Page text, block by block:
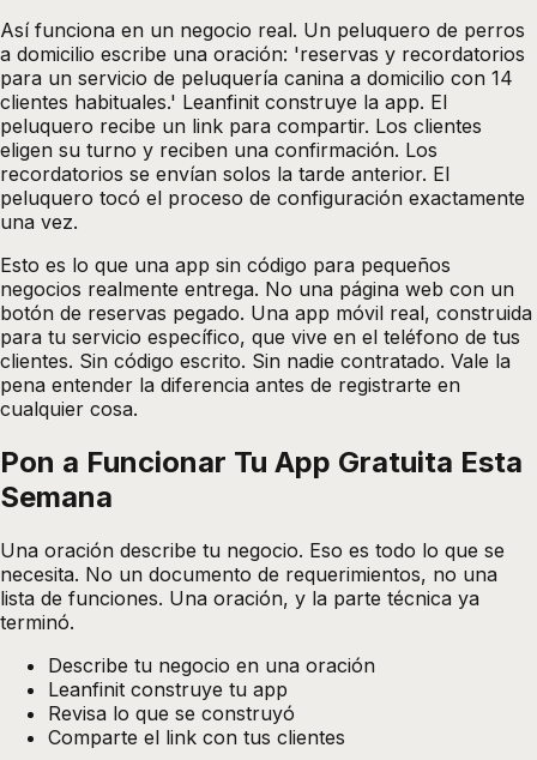
Así funciona en un negocio real. Un peluquero de perros
a domicilio escribe una oración: 'reservas y recordatorios
para un servicio de peluquería canina a domicilio con 14
clientes habituales.' Leanfinit construye la app. El
peluquero recibe un link para compartir. Los clientes
eligen su turno y reciben una confirmación. Los
recordatorios se envían solos la tarde anterior. El
peluquero tocó el proceso de configuración exactamente
una vez.
Esto es lo que una app sin código para pequeños
negocios realmente entrega. No una página web con un
botón de reservas pegado. Una app móvil real, construida
para tu servicio específico, que vive en el teléfono de tus
clientes. Sin código escrito. Sin nadie contratado. Vale la
pena entender la diferencia antes de registrarte en
cualquier cosa.
Pon a Funcionar Tu App Gratuita Esta
Semana
Una oración describe tu negocio. Eso es todo lo que se
necesita. No un documento de requerimientos, no una
lista de funciones. Una oración, y la parte técnica ya
terminó.
Describe tu negocio en una oración
Leanfinit construye tu app
Revisa lo que se construyó
Comparte el link con tus clientes